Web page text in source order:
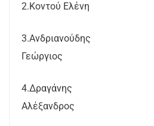
2.Κοντού Ελένη
3.Ανδριανούδης
Γεώργιος
4.Δραγάνης
Αλέξανδρος